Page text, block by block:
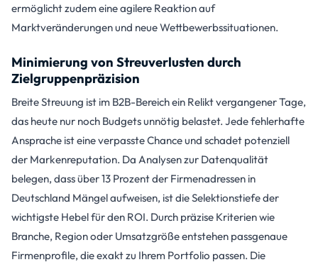
ermöglicht zudem eine agilere Reaktion auf
Marktveränderungen und neue Wettbewerbssituationen.
Minimierung von Streuverlusten durch
Zielgruppenpräzision
Breite Streuung ist im B2B-Bereich ein Relikt vergangener Tage,
das heute nur noch Budgets unnötig belastet. Jede fehlerhafte
Ansprache ist eine verpasste Chance und schadet potenziell
der Markenreputation. Da Analysen zur Datenqualität
belegen, dass über 13 Prozent der Firmenadressen in
Deutschland Mängel aufweisen, ist die Selektionstiefe der
wichtigste Hebel für den ROI. Durch präzise Kriterien wie
Branche, Region oder Umsatzgröße entstehen passgenaue
Firmenprofile, die exakt zu Ihrem Portfolio passen. Die